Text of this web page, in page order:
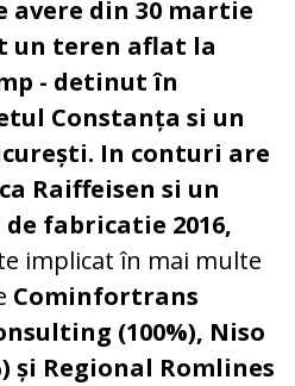
avere din 30 martie
un teren aflat la
- detinut în
Constanța si un
In conturi are
Raiffeisen si un
de fabricatie 2016,
implicat în mai multe
Cominfortrans
(100%), Niso
și Regional Romlines